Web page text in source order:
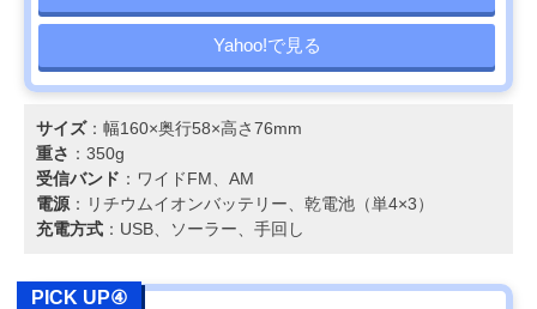
Yahoo!で見る
サイズ：幅160×奥行58×高さ76mm
重さ ：350g
受信バンド ：ワイドFM、AM
電源 ：リチウムイオンバッテリー、乾電池（単4×3）
充電方式 ：USB、ソーラー、手回し
PICK UP④